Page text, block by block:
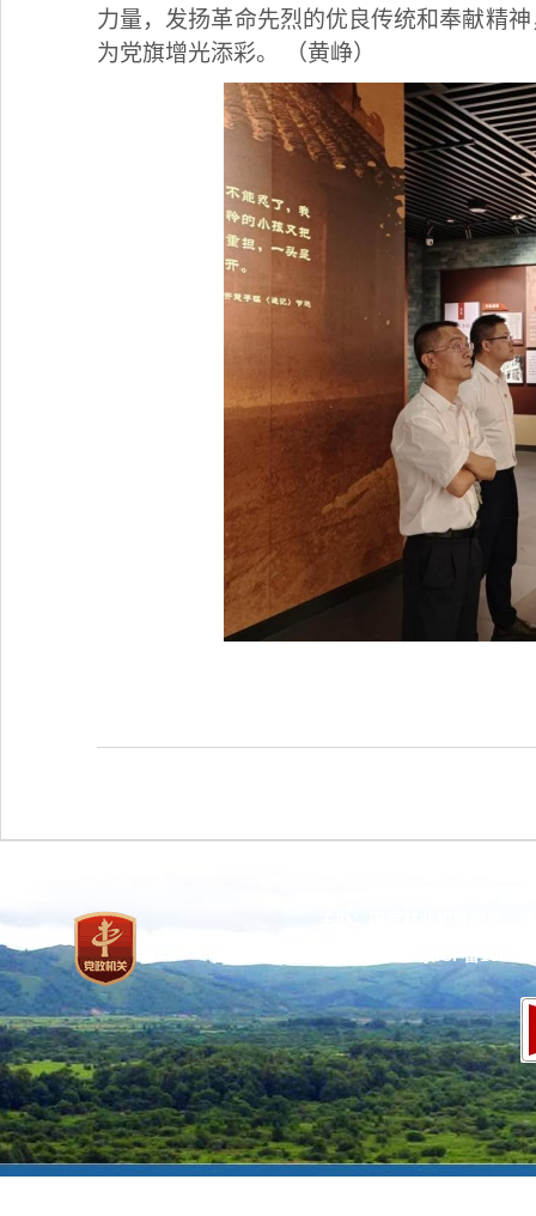
力量，发扬革命先烈的优良传统和奉献精
为党旗增光添彩。
（黄峥）
京ICP备